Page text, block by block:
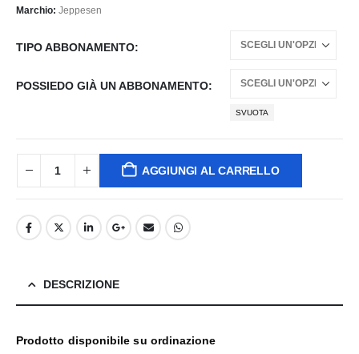
1.174,98 €
Marchio: Jeppesen
TIPO ABBONAMENTO
POSSIEDO GIÀ UN ABBONAMENTO
SVUOTA
AGGIUNGI AL CARRELLO
DESCRIZIONE
Prodotto disponibile su ordinazione